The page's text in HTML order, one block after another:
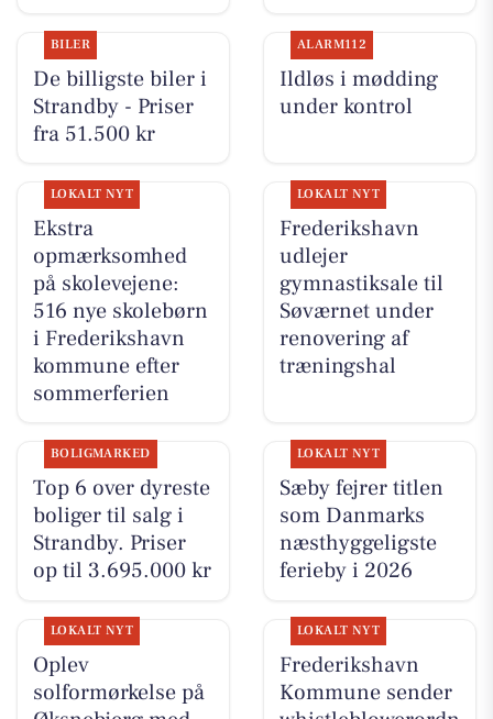
BILER
De billigste biler i
Strandby - Priser
fra 51.500 kr
ALARM112
Ildløs i mødding
under kontrol
LOKALT NYT
Ekstra
opmærksomhed
på skolevejene:
516 nye skolebørn
i Frederikshavn
kommune efter
sommerferien
LOKALT NYT
Frederikshavn
udlejer
gymnastiksale til
Søværnet under
renovering af
træningshal
BOLIGMARKED
Top 6 over dyreste
boliger til salg i
Strandby. Priser
op til 3.695.000 kr
LOKALT NYT
Sæby fejrer titlen
som Danmarks
næsthyggeligste
ferieby i 2026
LOKALT NYT
Oplev
solformørkelse på
LOKALT NYT
Frederikshavn
Kommune sender